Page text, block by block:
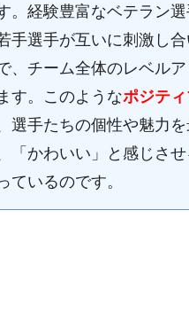
。経験豊富なベテラン
手選手が互いに刺激し
、チーム全体のレベル
す。このようなポジテ
選手たちの個性や魅力を
「かわいい」と感じさ
ているのです。